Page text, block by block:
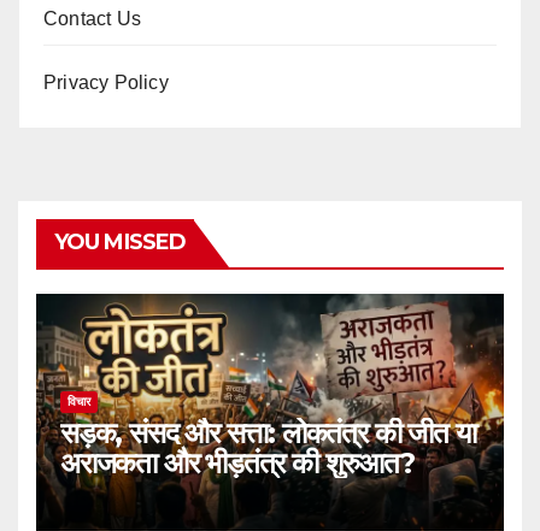
Contact Us
Privacy Policy
YOU MISSED
विचार
सड़क, संसद और सत्ता: लोकतंत्र की जीत या
अराजकता और भीड़तंत्र की शुरुआत?